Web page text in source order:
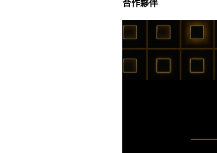
合作夥伴